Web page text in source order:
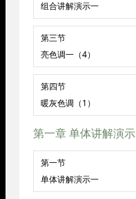
组合讲解演示一
第三节
亮色调一（4）
第四节
暖灰色调（1）
第一章 单体讲解演示
第一节
单体讲解演示一